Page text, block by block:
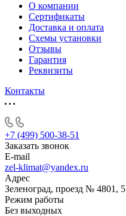
О компании
Сертификаты
Доставка и оплата
Схемы установки
Отзывы
Гарантия
Реквизиты
Контакты
+7 (499) 500-38-51
Заказать звонок
E-mail
zel-klimat@yandex.ru
Адрес
Зеленоград, проезд № 4801, 5
Режим работы
Без выходных